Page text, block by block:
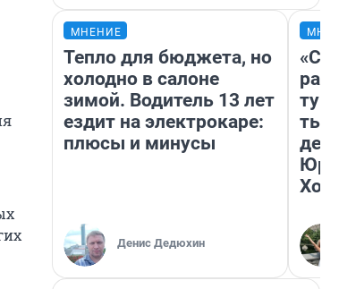
МНЕНИЕ
Тепло для бюджета, но
холодно в салоне
зимой. Водитель 13 лет
ездит на электрокаре:
плюсы и минусы
Денис Дедюхин
день